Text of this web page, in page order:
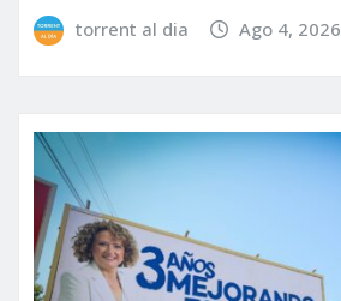
torrent al dia Ago 4, 2026